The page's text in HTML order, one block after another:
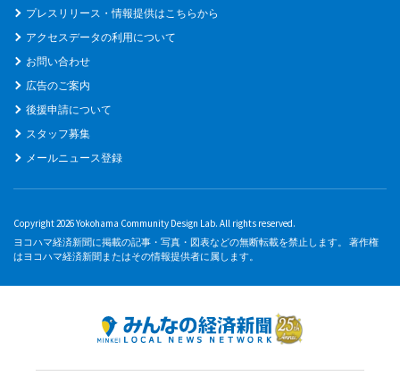
プレスリリース・情報提供はこちらから
アクセスデータの利用について
お問い合わせ
広告のご案内
後援申請について
スタッフ募集
メールニュース登録
Copyright 2026 Yokohama Community Design Lab. All rights reserved.
ヨコハマ経済新聞に掲載の記事・写真・図表などの無断転載を禁止します。 著作権
はヨコハマ経済新聞またはその情報提供者に属します。